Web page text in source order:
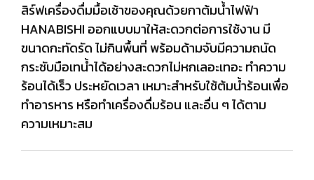
สิร์ฟเครื่องดื่มมื้อเช้าของคุณด้วยกาต้มน้ำไฟฟ้า
HANABISHI ออกแบบมาให้สะดวกต่อการใช้งาน มี
ขนาดกะทัดรัด ไม่กินพื้นที่ พร้อมด้ามจับมีความถนัด
กระชับมือเทน้ำได้อย่างสะดวกไม่หกเลอะเทอะ ทำความ
ร้อนได้เร็ว ประหยัดเวลา เหมาะสำหรับใช้ต้มน้ำร้อนเพื่อ
ทำอารหาร หรือทำเครื่องดื่มร้อน และอื่น ๆ ได้ตาม
ความเหมาะสม